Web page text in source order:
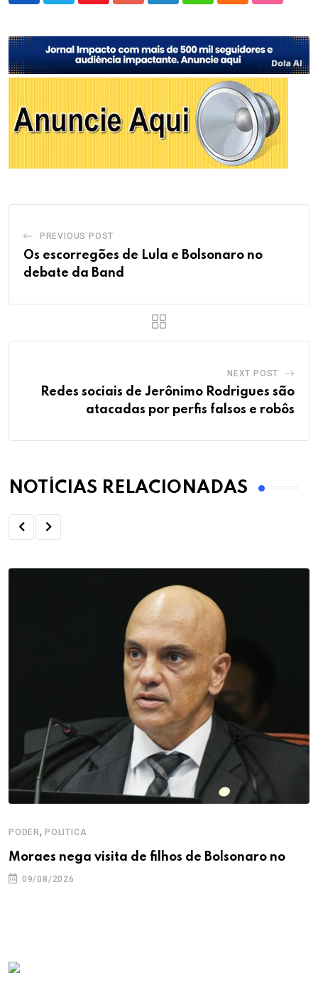
PREVIOUS POST
Os escorregões de Lula e Bolsonaro no
debate da Band
NEXT POST
Redes sociais de Jerônimo Rodrigues são
atacadas por perfis falsos e robôs
NOTÍCIAS RELACIONADAS
PODER, POLITICA
Moraes nega visita de filhos de Bolsonaro no
09/08/2026